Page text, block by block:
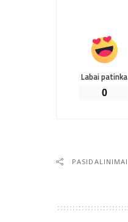
Labai patinka
0
PASIDALINIMAI